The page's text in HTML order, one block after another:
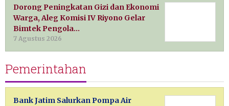
Dorong Peningkatan Gizi dan Ekonomi
Warga, Aleg Komisi IV Riyono Gelar
Bimtek Pengola…
7 Agustus 2026
Pemerintahan
Bank Jatim Salurkan Pompa Air